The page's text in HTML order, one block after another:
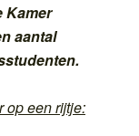
Kamer
aantal
op een rijtje: